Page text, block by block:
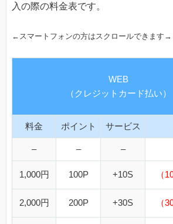
入の際の料金表です。
←スマートフォンの方はスクロールできます→
WEB
（クレジットカード払い）
料金 ポイント サービス
– – –
1,000円 100P +10S （
2,000円 200P +30S （